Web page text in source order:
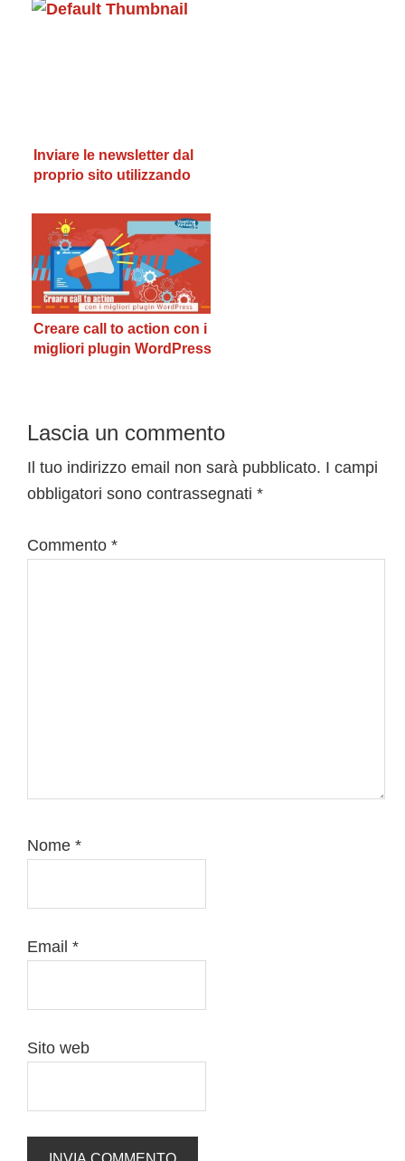
Inviare le newsletter dal
proprio sito utilizzando
Creare call to action con i
migliori plugin WordPress
Interazioni
del
lettore
Lascia un commento
Il tuo indirizzo email non sarà pubblicato. I campi
obbligatori sono contrassegnati *
Commento *
Nome *
Email *
Sito web